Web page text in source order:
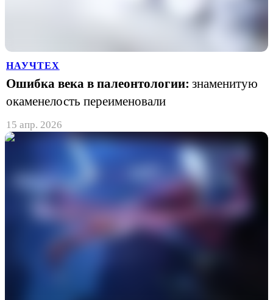
НАУЧТЕХ
Ошибка века в палеонтологии: знаменитую
окаменелость переименовали
15 апр. 2026